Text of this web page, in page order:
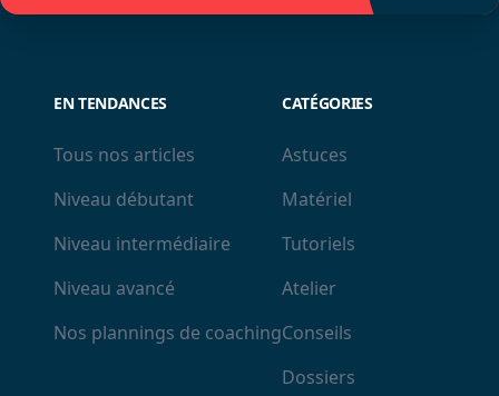
EN TENDANCES
Tous nos articles
Niveau débutant
Niveau intermédiaire
Niveau avancé
Nos plannings de coaching
CATÉGORIES
Astuces
Matériel
Tutoriels
Atelier
Conseils
Dossiers